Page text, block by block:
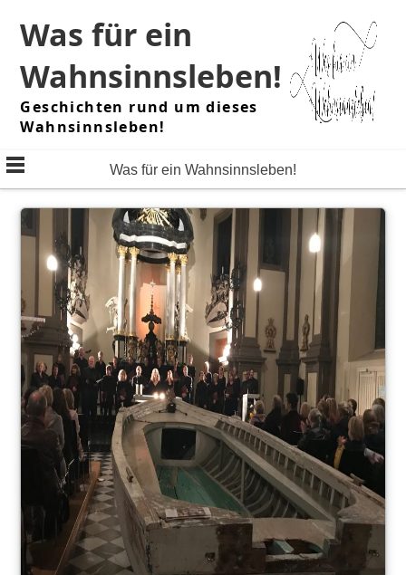
content
Was für ein
Wahnsinnsleben!
Geschichten rund um dieses
Wahnsinnsleben!
Was für ein Wahnsinnsleben!